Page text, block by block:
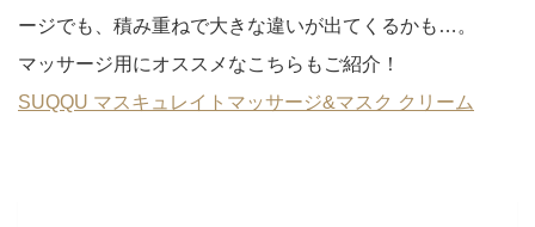
ージでも、積み重ねで大きな違いが出てくるかも…。
マッサージ用にオススメなこちらもご紹介！
SUQQU マスキュレイトマッサージ&マスク クリーム